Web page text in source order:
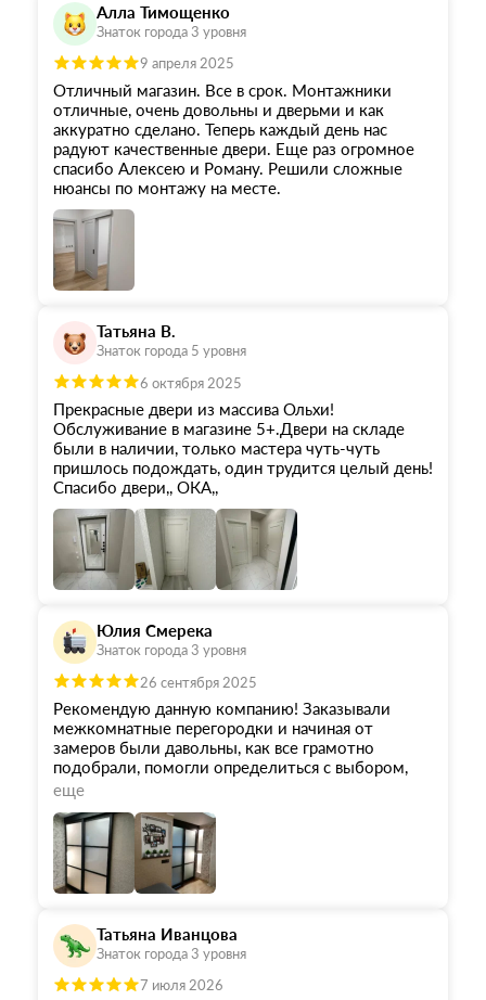
Алла Тимощенко
Знаток города 3 уровня
9 апреля 2025
Отличный магазин. Все в срок. Монтажники
отличные, очень довольны и дверьми и как
аккуратно сделано. Теперь каждый день нас
радуют качественные двери. Еще раз огромное
спасибо Алексею и Роману. Решили сложные
нюансы по монтажу на месте.
Татьяна В.
Знаток города 5 уровня
6 октября 2025
Прекрасные двери из массива Ольхи!
Обслуживание в магазине 5+.Двери на складе
были в наличии, только мастера чуть-чуть
пришлось подождать, один трудится целый день!
Спасибо двери,, ОКА,,
Юлия Смерека
Знаток города 3 уровня
26 сентября 2025
Рекомендую данную компанию! Заказывали
межкомнатные перегородки и начиная от
замеров были давольны, как все грамотно
подобрали, помогли определиться с выбором,
все сроки по изготовлению соблюдены.
спасибо хотим сказать Борису за установку,
учтены все нюансы проблемных стен, как все
чисто и быстро было сделано, все убрано за
собой это о многом говорит, в первую очередь о
Отличная компания, вы лучшие!
еще
Татьяна Иванцова
Знаток города 3 уровня
7 июля 2026